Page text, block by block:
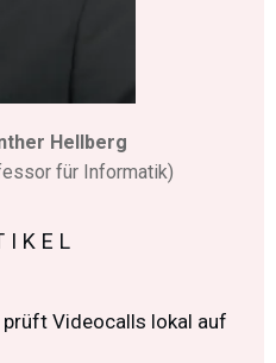
Hellberg
für Informatik)
Videocalls lokal auf